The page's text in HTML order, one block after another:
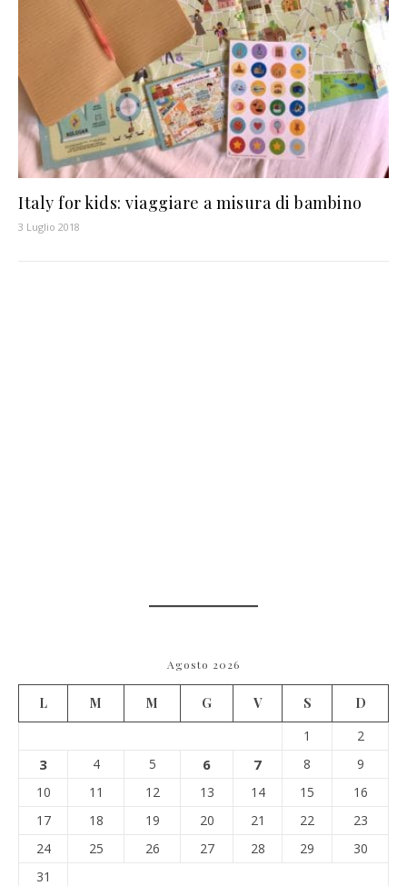
Italy for kids: viaggiare a misura di bambino
3 Luglio 2018
Agosto 2026
L M M G V S
D
1
2
3 4 5 6 7 8
9
10
11 12 13 14 15
16
17
18 19 20 21 22
23
24
25 26 27 28 29
30
31